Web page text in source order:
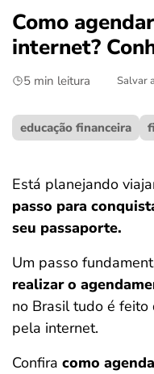
crédito fácil
últimas notícias
ferramentas
Como
internet?
5 min leitura Salvar
educação financeira
Está planejando
passo para
seu passaporte.
Um passo
realizar o
no Brasil tudo é
pela internet.
Confira como